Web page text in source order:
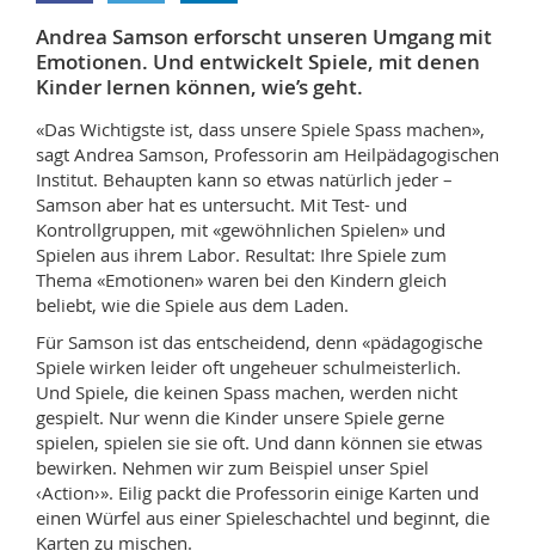
Interfakultär
Doktorierende
Vorlesungsverzeichnis
MyUnifr
Andrea Samson erforscht unseren Umgang mit
Emotionen. Und entwickelt Spiele, mit denen
Kinder lernen können, wie’s geht.
«Das Wichtigste ist, dass unsere Spiele Spass machen»,
sagt Andrea Samson, Professorin am Heilpädagogischen
Institut. Behaupten kann so etwas natürlich jeder –
Samson aber hat es untersucht. Mit Test- und
Kontrollgruppen, mit «gewöhnlichen Spielen» und
Spielen aus ihrem Labor. Resultat: Ihre Spiele zum
Thema «Emotionen» waren bei den Kindern gleich
beliebt, wie die Spiele aus dem Laden.
Für Samson ist das entscheidend, denn «pädagogische
Spiele wirken leider oft ungeheuer schulmeisterlich.
Und Spiele, die keinen Spass machen, werden nicht
gespielt. Nur wenn die Kinder unsere Spiele gerne
spielen, spielen sie sie oft. Und dann können sie etwas
bewirken. Nehmen wir zum Beispiel unser Spiel
‹Action›». Eilig packt die Professorin einige Karten und
einen Würfel aus einer Spieleschachtel und beginnt, die
Karten zu mischen.